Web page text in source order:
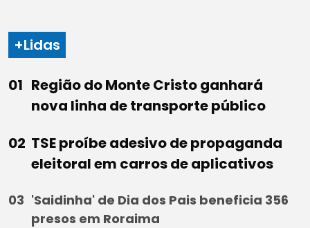
+Lidas
Região do Monte Cristo ganhará
nova linha de transporte público
TSE proíbe adesivo de propaganda
eleitoral em carros de aplicativos
'Saidinha' de Dia dos Pais beneficia 356
presos em Roraima